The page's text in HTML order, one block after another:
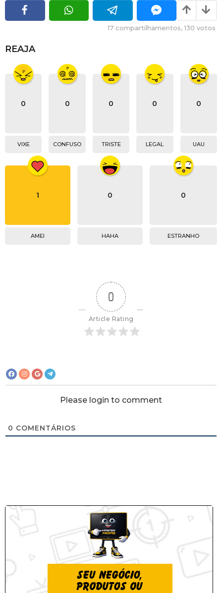
17 compartilhamentos,130 votos
REAJA
0
VIXE
0
CONFUSO
0
TRISTE
0
LEGAL
0
UAU
1
AMEI
0
HAHA
0
ESTRANHO
0
Article Rating
Please login to comment
0 COMENTÁRIOS